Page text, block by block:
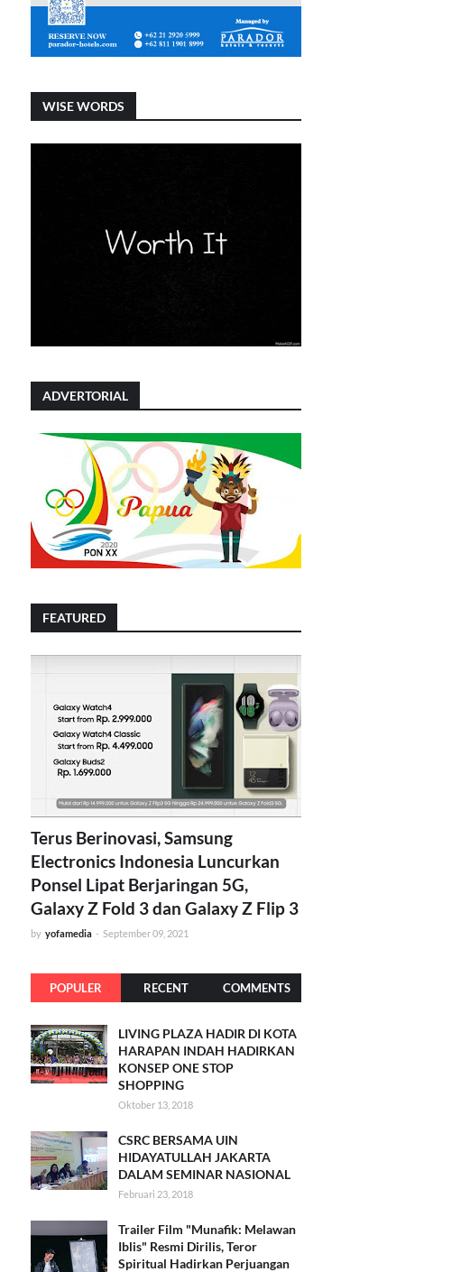
WISE WORDS
ADVERTORIAL
FEATURED
Terus Berinovasi, Samsung
Electronics Indonesia Luncurkan
Ponsel Lipat Berjaringan 5G,
Galaxy Z Fold 3 dan Galaxy Z Flip 3
by yofamedia - September 09, 2021
POPULER RECENT COMMENTS
LIVING PLAZA HADIR DI KOTA
HARAPAN INDAH HADIRKAN
KONSEP ONE STOP
SHOPPING
Oktober 13, 2018
CSRC BERSAMA UIN
HIDAYATULLAH JAKARTA
DALAM SEMINAR NASIONAL
Februari 23, 2018
Trailer Film "Munafik: Melawan
Iblis" Resmi Dirilis, Teror
Spiritual Hadirkan Perjuangan